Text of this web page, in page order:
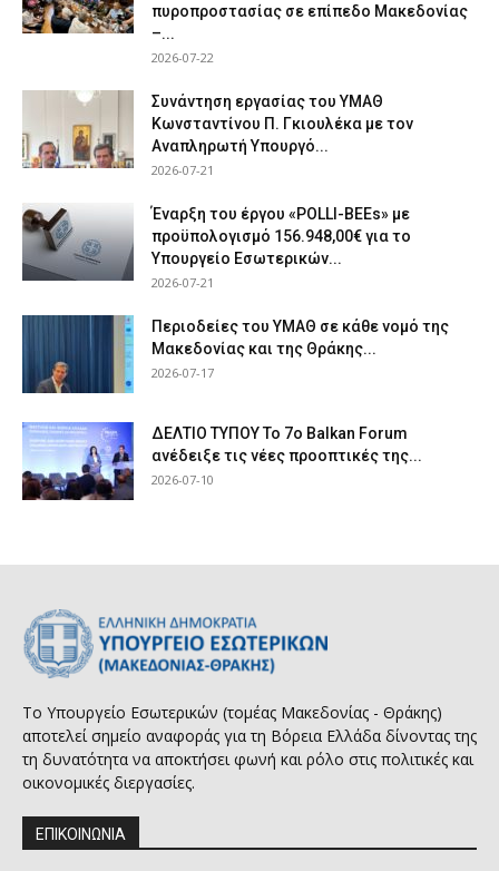
πυροπροστασίας σε επίπεδο Μακεδονίας
–...
2026-07-22
Συνάντηση εργασίας του ΥΜΑΘ
Κωνσταντίνου Π. Γκιουλέκα με τον
Αναπληρωτή Υπουργό...
2026-07-21
Έναρξη του έργου «POLLI-BEEs» με
προϋπολογισμό 156.948,00€ για το
Υπουργείο Εσωτερικών...
2026-07-21
Περιοδείες του ΥΜΑΘ σε κάθε νομό της
Μακεδονίας και της Θράκης...
2026-07-17
ΔΕΛΤΙΟ ΤΥΠΟΥ Το 7ο Balkan Forum
ανέδειξε τις νέες προοπτικές της...
2026-07-10
Το Υπουργείο Εσωτερικών (τομέας Μακεδονίας - Θράκης)
αποτελεί σημείο αναφοράς για τη Βόρεια Ελλάδα δίνοντας της
τη δυνατότητα να αποκτήσει φωνή και ρόλο στις πολιτικές και
οικονομικές διεργασίες.
ΕΠΙΚΟΙΝΩΝΙΑ